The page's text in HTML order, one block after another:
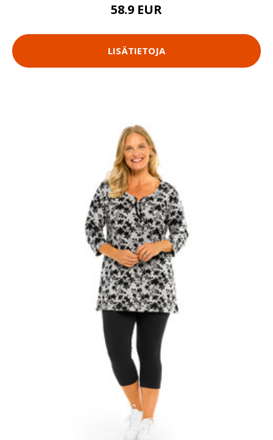
58.9 EUR
LISÄTIETOJA